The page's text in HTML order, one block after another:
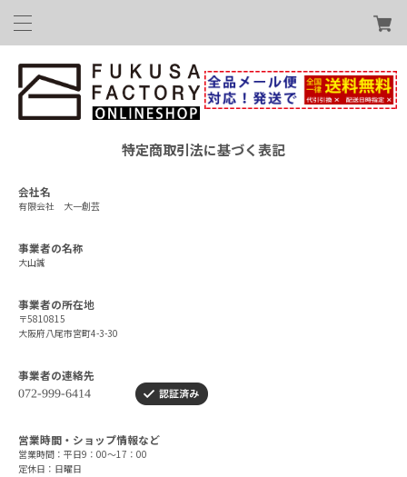
特定商取引法に基づく表記
会社名
有限会社 大一創芸
事業者の名称
大山誠
事業者の所在地
〒5810815
大阪府八尾市宮町4-3-30
事業者の連絡先
営業時間・ショップ情報など
営業時間：平日9：00～17：00
定休日：日曜日